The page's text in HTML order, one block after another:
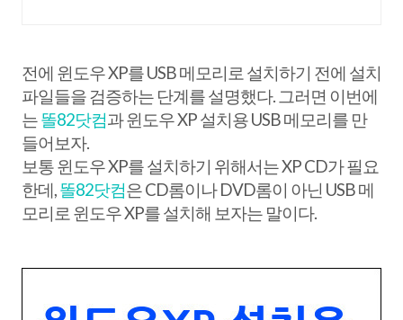
전에 윈도우 XP를 USB 메모리로 설치하기 전에 설치
파일들을 검증하는 단계를 설명했다. 그러면 이번에
는똘82닷컴과 윈도우 XP 설치용 USB 메모리를 만
들어보자.
보통 윈도우 XP를 설치하기 위해서는 XP CD가 필요
한데,똘82닷컴은 CD롬이나 DVD롬이 아닌 USB 메
모리로 윈도우 XP를 설치해 보자는 말이다.